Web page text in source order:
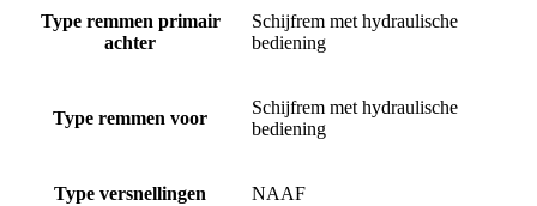
Type remmen primair
achter
Schijfrem met hydraulische
bediening
Type remmen voor
Schijfrem met hydraulische
bediening
Type versnellingen NAAF